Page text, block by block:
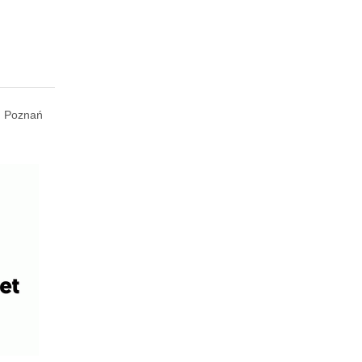
Poznań